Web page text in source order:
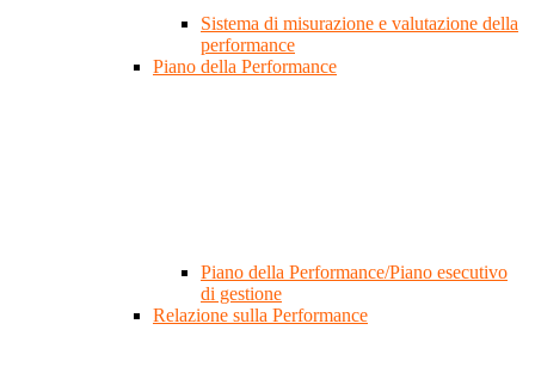
Sistema di misurazione e valutazione della
performance
Piano della Performance
Piano della Performance/Piano esecutivo
di gestione
Relazione sulla Performance